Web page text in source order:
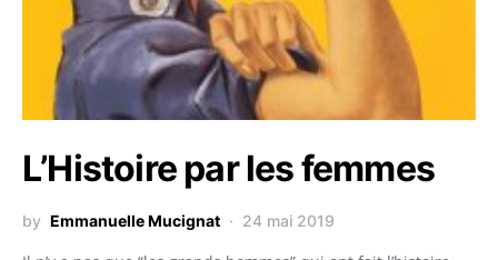
L’Histoire par les femmes
by Emmanuelle Mucignat 24 mai 2019